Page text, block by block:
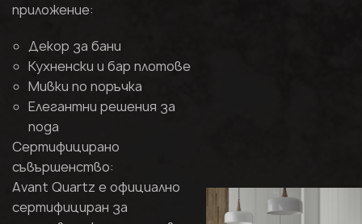
приложение:
Декор за бани
Кухненски и бар плотове
Мивки по поръчка
Елегантни решения за
пода
Сертифицирано
съвършенство:
Avant Quartz е официално
сертифициран за